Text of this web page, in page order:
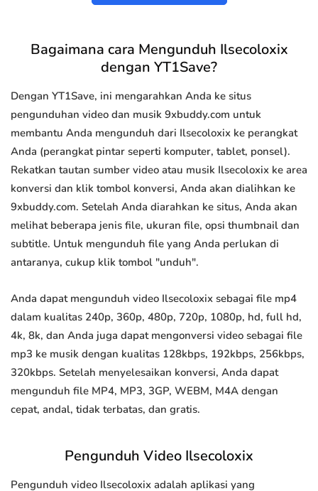
Bagaimana cara Mengunduh Ilsecoloxix
dengan YT1Save?
Dengan YT1Save, ini mengarahkan Anda ke situs
pengunduhan video dan musik 9xbuddy.com untuk
membantu Anda mengunduh dari Ilsecoloxix ke perangkat
Anda (perangkat pintar seperti komputer, tablet, ponsel).
Rekatkan tautan sumber video atau musik Ilsecoloxix ke area
konversi dan klik tombol konversi, Anda akan dialihkan ke
9xbuddy.com. Setelah Anda diarahkan ke situs, Anda akan
melihat beberapa jenis file, ukuran file, opsi thumbnail dan
subtitle. Untuk mengunduh file yang Anda perlukan di
antaranya, cukup klik tombol "unduh".
Anda dapat mengunduh video Ilsecoloxix sebagai file mp4
dalam kualitas 240p, 360p, 480p, 720p, 1080p, hd, full hd,
4k, 8k, dan Anda juga dapat mengonversi video sebagai file
mp3 ke musik dengan kualitas 128kbps, 192kbps, 256kbps,
320kbps. Setelah menyelesaikan konversi, Anda dapat
mengunduh file MP4, MP3, 3GP, WEBM, M4A dengan
cepat, andal, tidak terbatas, dan gratis.
Pengunduh Video Ilsecoloxix
Pengunduh video Ilsecoloxix adalah aplikasi yang